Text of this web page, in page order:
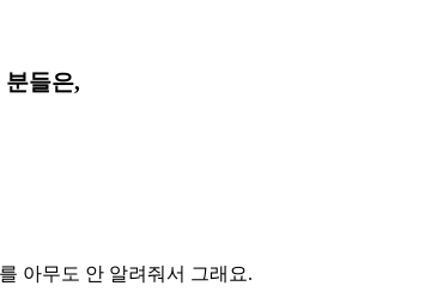
들은,
아무도 안 알려줘서 그래요.